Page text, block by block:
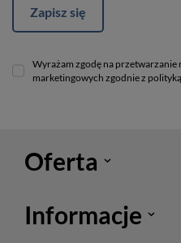
Zapisz się
Wyrażam zgodę na
marketingowych zgodnie z
Oferta
Informacje